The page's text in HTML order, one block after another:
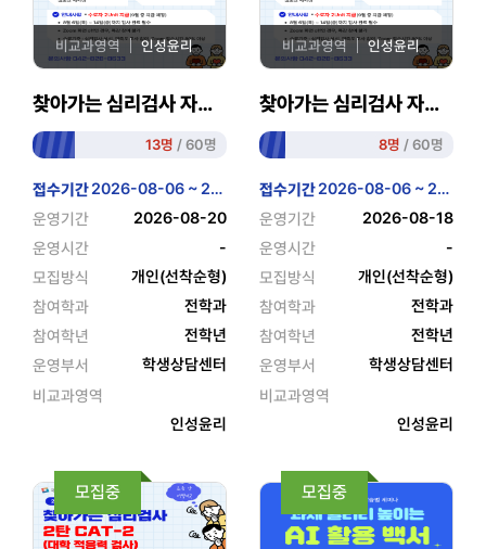
비교과영역 인성윤리
찾아가는 심리검사 자기이해 심리특강(3탄)
13명 / 60명
접수기간
2026-08-06 ~ 2026-08-14
운영기간
2026-08-20
운영시간
-
모집방식
개인(선착순형)
참여학과
전학과
참여학년
전학년
운영부서
학생상담센터
비교과영역
인성윤리
모집중
비교과영역 인성윤리
찾아가는 심리검사 자기이해 심리특강(1탄)
8명 / 60명
접수기간
2026-08-06 ~ 2026-08-14
운영기간
2026-08-18
운영시간
-
모집방식
개인(선착순형)
참여학과
전학과
참여학년
전학년
운영부서
학생상담센터
비교과영역
인성윤리
모집중